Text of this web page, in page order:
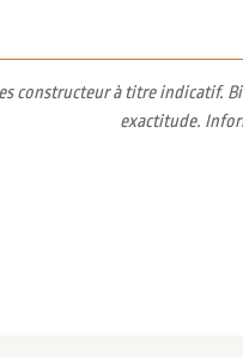
constructeur à titre indicatif.
exactitude.